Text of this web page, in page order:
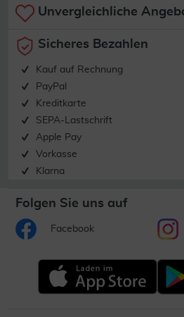
Unvergleichliche
Sicheres Bezahlen
Kauf auf Rechnung
PayPal
Kreditkarte
SEPA-Lastschrift
Apple Pay
Vorkasse
Klarna
Folgen Sie uns auf
Facebook